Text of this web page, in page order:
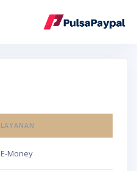
LAYANAN
E-Money